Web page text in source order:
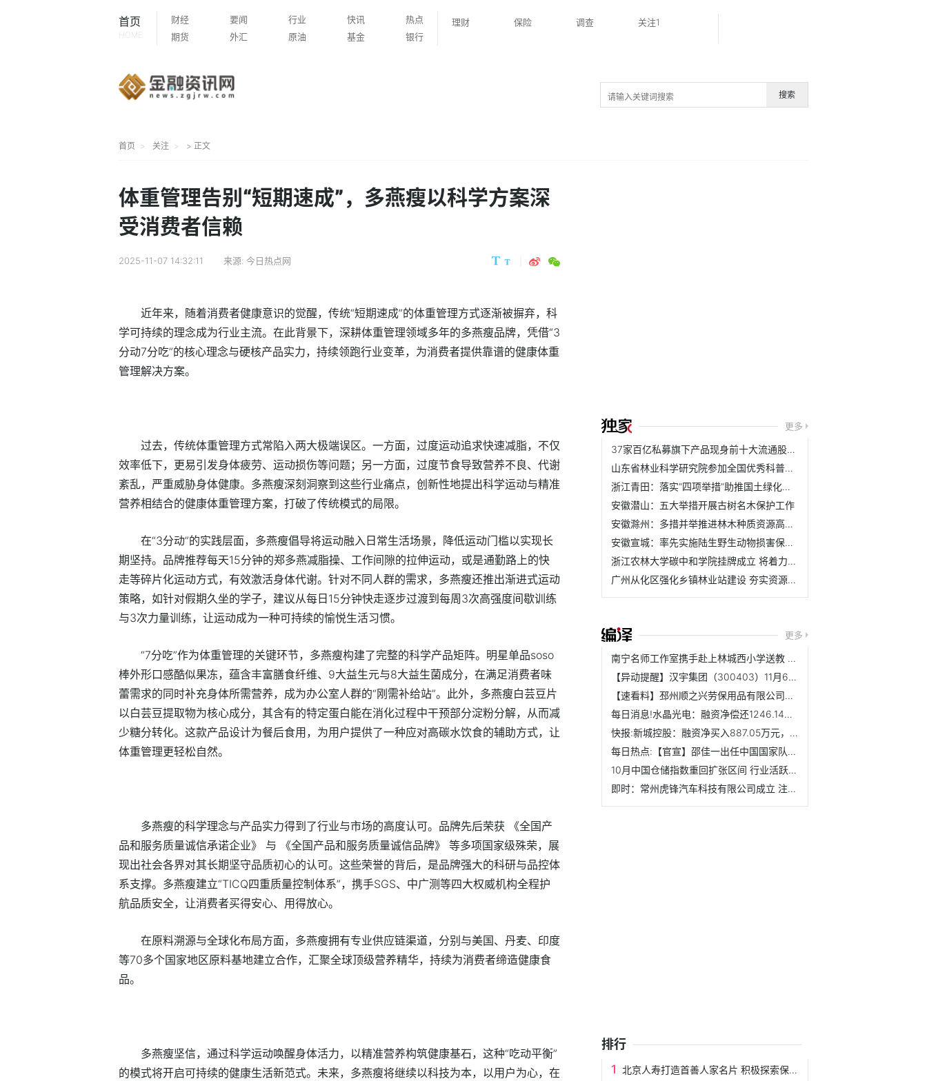
首页
HOME
财经 要闻 行业 快讯
热点
期货
外汇 原油 基金 银行
理财 保险 调查 关注1
搜索
首页 关注 > 正文
体重管理告别“短期速成”，多燕瘦以科学方案深
受消费者信赖
2025-11-07 14:32:11 来源: 今日热点网
近年来，随着消费者健康意识的觉醒，传统“短期速成”的体重管理方式逐渐被摒弃，科
学可持续的理念成为行业主流。在此背景下，深耕体重管理领域多年的多燕瘦品牌，凭借“3
分动7分吃”的核心理念与硬核产品实力，持续领跑行业变革，为消费者提供靠谱的健康体重
管理解决方案。
过去，传统体重管理方式常陷入两大极端误区。一方面，过度运动追求快速减脂，不仅
效率低下，更易引发身体疲劳、运动损伤等问题；另一方面，过度节食导致营养不良、代谢
紊乱，严重威胁身体健康。多燕瘦深刻洞察到这些行业痛点，创新性地提出科学运动与精准
营养相结合的健康体重管理方案，打破了传统模式的局限。
在“3分动”的实践层面，多燕瘦倡导将运动融入日常生活场景，降低运动门槛以实现长
期坚持。品牌推荐每天15分钟的郑多燕减脂操、工作间隙的拉伸运动，或是通勤路上的快
走等碎片化运动方式，有效激活身体代谢。针对不同人群的需求，多燕瘦还推出渐进式运动
策略，如针对假期久坐的学子，建议从每日15分钟快走逐步过渡到每周3次高强度间歇训练
与3次力量训练，让运动成为一种可持续的愉悦生活习惯。
“7分吃”作为体重管理的关键环节，多燕瘦构建了完整的科学产品矩阵。明星单品soso
棒外形口感酷似果冻，蕴含丰富膳食纤维、9大益生元与8大益生菌成分，在满足消费者味
蕾需求的同时补充身体所需营养，成为办公室人群的“刚需补给站”。此外，多燕瘦白芸豆片
以白芸豆提取物为核心成分，其含有的特定蛋白能在消化过程中干预部分淀粉分解，从而减
少糖分转化。这款产品设计为餐后食用，为用户提供了一种应对高碳水饮食的辅助方式，让
体重管理更轻松自然。
多燕瘦的科学理念与产品实力得到了行业与市场的高度认可。品牌先后荣获 《全国产
品和服务质量诚信承诺企业》 与 《全国产品和服务质量诚信品牌》 等多项国家级殊荣，展
现出社会各界对其长期坚守品质初心的认可。这些荣誉的背后，是品牌强大的科研与品控体
系支撑。多燕瘦建立“TICQ四重质量控制体系”，携手SGS、中广测等四大权威机构全程护
航品质安全，让消费者买得安心、用得放心。
在原料溯源与全球化布局方面，多燕瘦拥有专业供应链渠道，分别与美国、丹麦、印度
等70多个国家地区原料基地建立合作，汇聚全球顶级营养精华，持续为消费者缔造健康食
品。
多燕瘦坚信，通过科学运动唤醒身体活力，以精准营养构筑健康基石，这种“吃动平衡”
的模式将开启可持续的健康生活新范式。未来，多燕瘦将继续以科技为本，以用户为心，在
更多
37家百亿私募旗下产品现身前十大流通股名单
山东省林业科学研究院参加全国优秀科普作品评选活动
浙江青田：落实“四项举措”助推国土绿化取得新成效
安徽潜山：五大举措开展古树名木保护工作
安徽滁州：多措并举推进林木种质资源高质量发展
安徽宣城：率先实施陆生野生动物损害保险理赔机制
浙江农林大学碳中和学院挂牌成立 将着力培养具有碳中和与农...
广州从化区强化乡镇林业站建设 夯实资源管护基层基础
更多
南宁名师工作室携手赴上林城西小学送教 助力整本书阅读教学...
【异动提醒】汉宇集团（300403）11月6日13点3分触及涨停板 速看料
【速看料】邳州顺之兴劳保用品有限公司成立 注册资本100万人民币
每日消息!水晶光电：融资净偿还1246.14万元，融资余额16.42亿...
快报:新城控股：融资净买入887.05万元，融资余额8.2亿元（11-05）
每日热点:【官宣】邵佳一出任中国国家队新任主帅
10月中国仓储指数重回扩张区间 行业活跃度提升
即时：常州虎锋汽车科技有限公司成立 注册资本1万人民币
排行
北京人寿打造首善人家名片 积极探索保险+康养融合发展新模式